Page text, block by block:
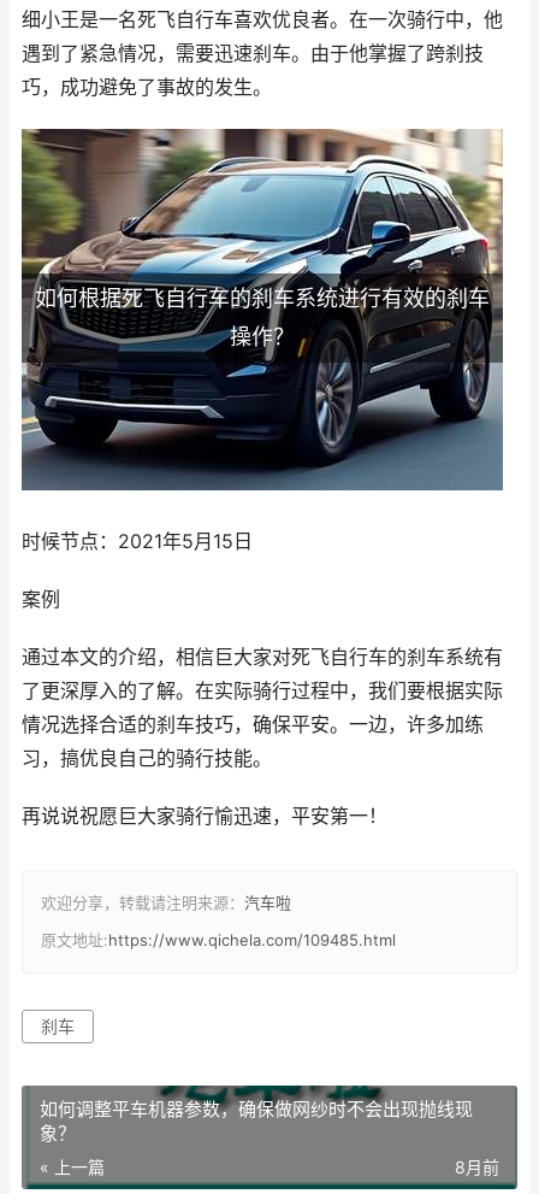
细小王是一名死飞自行车喜欢优良者。在一次骑行中，他
遇到了紧急情况，需要迅速刹车。由于他掌握了跨刹技
巧，成功避免了事故的发生。
如何根据死飞自行车的刹车系统进行有效的刹车
操作？
时候节点：2021年5月15日
案例
通过本文的介绍，相信巨大家对死飞自行车的刹车系统有
了更深厚入的了解。在实际骑行过程中，我们要根据实际
情况选择合适的刹车技巧，确保平安。一边，许多加练
习，搞优良自己的骑行技能。
再说说祝愿巨大家骑行愉迅速，平安第一！
欢迎分享，转载请注明来源： 汽车啦
原文地址:https://www.qichela.com/109485.html
刹车
如何调整平车机器参数，确保做网纱时不会出现抛线现
象？
« 上一篇 8月前